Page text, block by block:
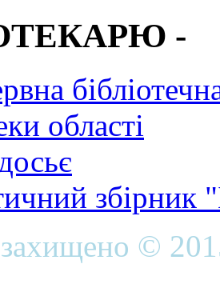
-
області
захищено ©